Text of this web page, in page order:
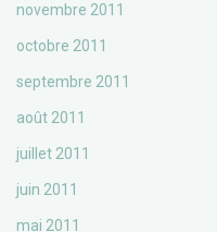
novembre 2011
octobre 2011
septembre 2011
août 2011
juillet 2011
juin 2011
mai 2011